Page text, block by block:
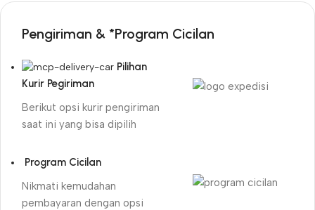
Pengiriman & *Program Cicilan
Pilihan
Kurir Pegiriman
Berikut opsi kurir pengiriman
saat ini yang bisa dipilih
Program Cicilan
Nikmati kemudahan
pembayaran dengan opsi